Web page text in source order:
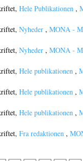
Hele Publikationen ,
Nyheder , MONA -
Nyheder , MONA -
Hele publikationen ,
Hele publikationen ,
Hele publikationen ,
Fra redaktionen ,